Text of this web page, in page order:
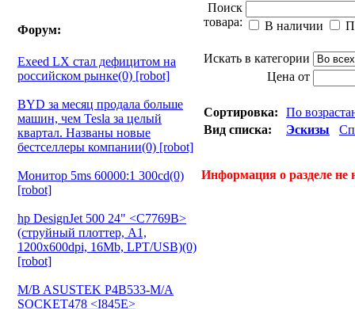
Форум:
Exeed LX стал дефицитом на
российском рынке(0) [robot]
BYD за месяц продала больше
машин, чем Tesla за целый
квартал. Названы новые
бестселлеры компании(0) [robot]
Монитор 5ms 60000:1 300cd(0)
[robot]
hp DesignJet 500 24" <C7769B>
(струйный плоттер, A1,
1200х600dpi, 16Mb, LPT/USB)(0)
[robot]
M/B ASUSTEK P4B533-M/A
SOCKET478 <I845E>
Поиск
товара:
В наличии
Искать в категории
Цена от
Сортировка:
По
Вид списка:
Эскизы
Информация о разделе не